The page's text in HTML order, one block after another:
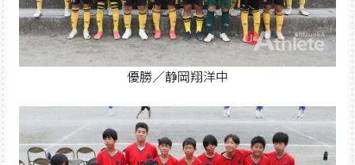
優勝／静岡翔洋中